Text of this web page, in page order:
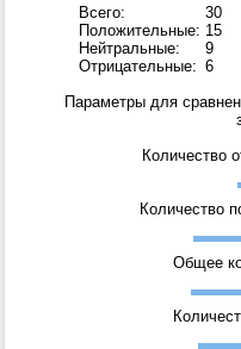
Всего:
30
Положительные: 15
Нейтральные:
9
Отрицательные: 6
Параметры для
Количество
Количество
Общее